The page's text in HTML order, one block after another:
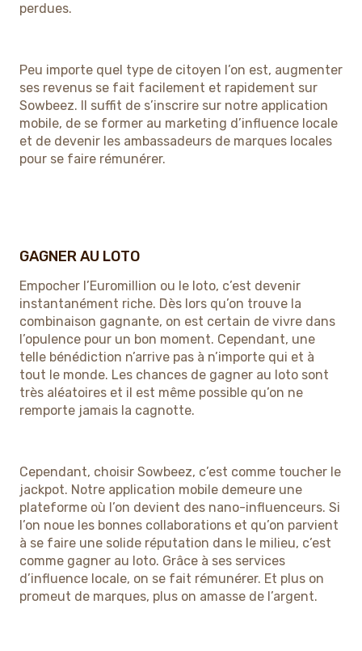
perdues.
Peu importe quel type de citoyen l’on est, augmenter
ses revenus se fait facilement et rapidement sur
Sowbeez. Il suffit de s’inscrire sur notre application
mobile, de se former au marketing d’influence locale
et de devenir les ambassadeurs de marques locales
pour se faire rémunérer.
GAGNER AU LOTO
Empocher l’Euromillion ou le loto, c’est devenir
instantanément riche. Dès lors qu’on trouve la
combinaison gagnante, on est certain de vivre dans
l’opulence pour un bon moment. Cependant, une
telle bénédiction n’arrive pas à n’importe qui et à
tout le monde. Les chances de gagner au loto sont
très aléatoires et il est même possible qu’on ne
remporte jamais la cagnotte.
Cependant, choisir Sowbeez, c’est comme toucher le
jackpot. Notre application mobile demeure une
plateforme où l’on devient des nano-influenceurs. Si
l’on noue les bonnes collaborations et qu’on parvient
à se faire une solide réputation dans le milieu, c’est
comme gagner au loto. Grâce à ses services
d’influence locale, on se fait rémunérer. Et plus on
promeut de marques, plus on amasse de l’argent.